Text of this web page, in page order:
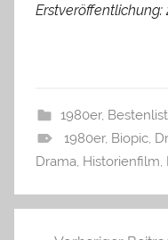
Erstveröffentlichung:
1980er,
1980er, Biopic,
Drama Historienfilm